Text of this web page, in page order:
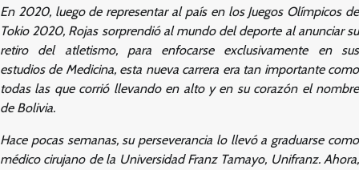
En 2020, luego de representar al país en los Juegos Olímpicos de
Tokio 2020, Rojas sorprendió al mundo del deporte al anunciar su
retiro del atletismo, para enfocarse exclusivamente en sus
estudios de Medicina, esta nueva carrera era tan importante como
todas las que corrió llevando en alto y en su corazón el nombre
de Bolivia.
Hace pocas semanas, su perseverancia lo llevó a graduarse como
médico cirujano de la Universidad Franz Tamayo, Unifranz. Ahora,